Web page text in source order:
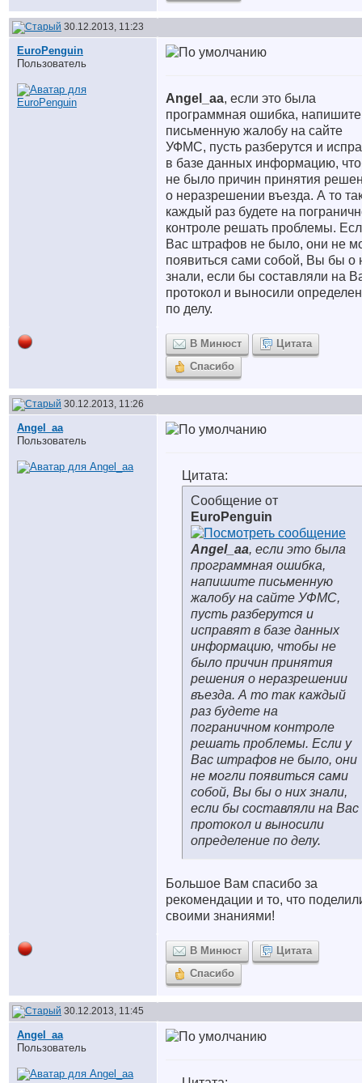
30.12.2013, 11:23
EuroPenguin
Пользователь
Angel_aa, если это была
программная ошибка, напишите
письменную жалобу на сайте
УФМС, пусть разберутся и
в базе данных информацию,
не было причин принятия
о неразрешении въезда. А то
каждый раз будете на
контроле решать проблемы.
Вас штрафов не было, они не
появиться сами собой, Вы бы о
знали, если бы составляли на
протокол и выносили
по делу.
В Минюст
Цитата
Спасибо
30.12.2013, 11:26
Angel_aa
Пользователь
Цитата:
Сообщение от
EuroPenguin
Angel_aa, если это была
программная ошибка,
напишите письменную
жалобу на сайте УФМС,
пусть разберутся и
исправят в базе данных
информацию, чтобы не
было причин принятия
решения о неразрешении
въезда. А то так каждый
раз будете на
пограничном контроле
решать проблемы. Если у
Вас штрафов не было, они
не могли появиться сами
собой, Вы бы о них знали,
если бы составляли на Вас
протокол и выносили
определение по делу.
Большое Вам спасибо за
рекомендации и то, что
своими знаниями!
В Минюст
Цитата
Спасибо
30.12.2013, 11:45
Angel_aa
Пользователь